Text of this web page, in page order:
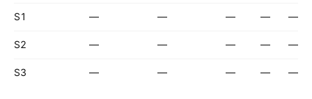
S1 — — — — —
S2 — — — — —
S3 — — — — —